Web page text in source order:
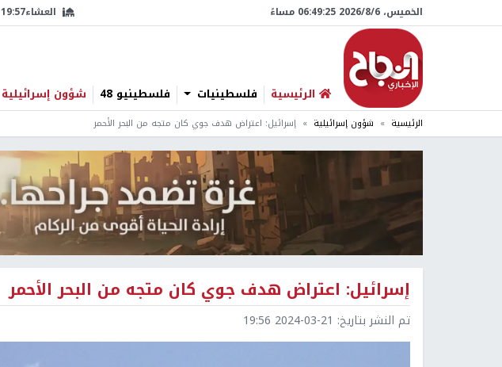
الخميس، 6/‏8/‏2026 06:49:26 مساءً العشاء19:57
الرئيسية فلسطينيات فلسطينيو 48 شؤون إسرائيلية
الرئيسية شؤون إسرائيلية إسرائيل: اعتراض هدف جوي كان متجه من البحر الأحمر
إسرائيل: اعتراض هدف جوي كان متجه من البحر الأحمر
تم النشر بتاريخ: 2024-03-21 19:56